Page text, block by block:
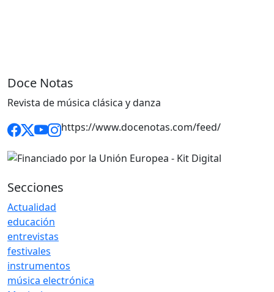
Doce Notas
Revista de música clásica y danza
https://www.docenotas.com/feed/
Secciones
Actualidad
educación
entrevistas
festivales
instrumentos
música electrónica